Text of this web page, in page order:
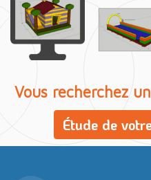
Vous recherchez
Étude de